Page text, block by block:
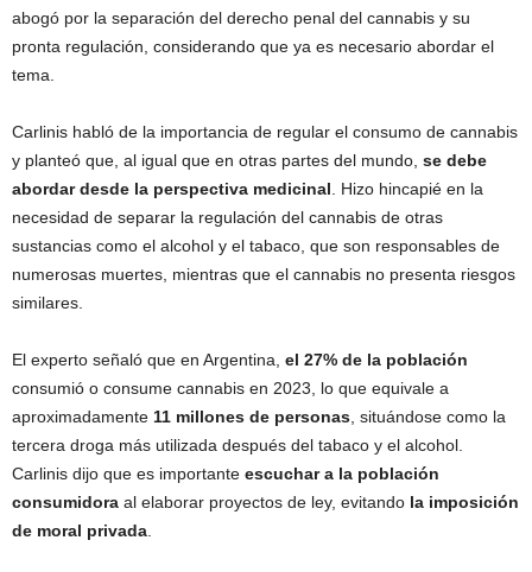
abogó por la separación del derecho penal del cannabis y su
pronta regulación, considerando que ya es necesario abordar el
tema.
Carlinis habló de la importancia de regular el consumo de cannabis
y planteó que, al igual que en otras partes del mundo, se debe
abordar desde la perspectiva medicinal . Hizo hincapié en la
necesidad de separar la regulación del cannabis de otras
sustancias como el alcohol y el tabaco, que son responsables de
numerosas muertes, mientras que el cannabis no presenta riesgos
similares.
El experto señaló que en Argentina, el 27% de la población
consumió o consume cannabis en 2023, lo que equivale a
aproximadamente 11 millones de personas , situándose como la
tercera droga más utilizada después del tabaco y el alcohol.
Carlinis dijo que es importante escuchar a la población
consumidora al elaborar proyectos de ley, evitando la imposición
de moral privada